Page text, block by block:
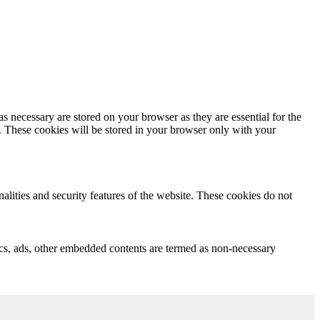
are stored on your browser as they are essential for the
These cookies will be stored in your browser only with your
and security features of the website. These cookies do not
other embedded contents are termed as non-necessary